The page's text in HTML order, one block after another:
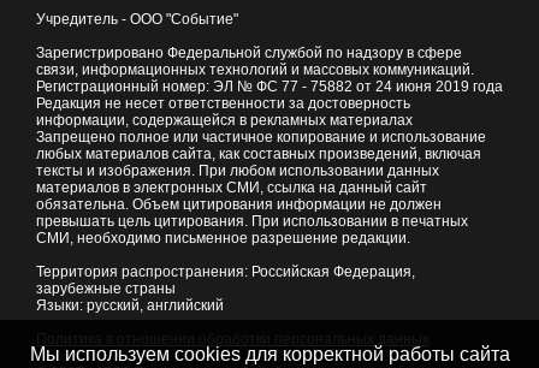
Учредитель - ООО "Событие"
Зарегистрировано Федеральной службой по надзору в сфере
связи, информационных технологий и массовых коммуникаций.
Регистрационный номер: ЭЛ № ФС 77 - 75882 от 24 июня 2019 года
Редакция не несет ответственности за достоверность
информации, содержащейся в рекламных материалах
Запрещено полное или частичное копирование и использование
любых материалов сайта, как составных произведений, включая
тексты и изображения. При любом использовании данных
материалов в электронных СМИ, ссылка на данный сайт
обязательна. Объем цитирования информации не должен
превышать цель цитирования. При использовании в печатных
СМИ, необходимо письменное разрешение редакции.
Территория распространения: Российская Федерация,
зарубежные страны
Языки: русский, английский
Мы используем cookies для корректной работы сайта